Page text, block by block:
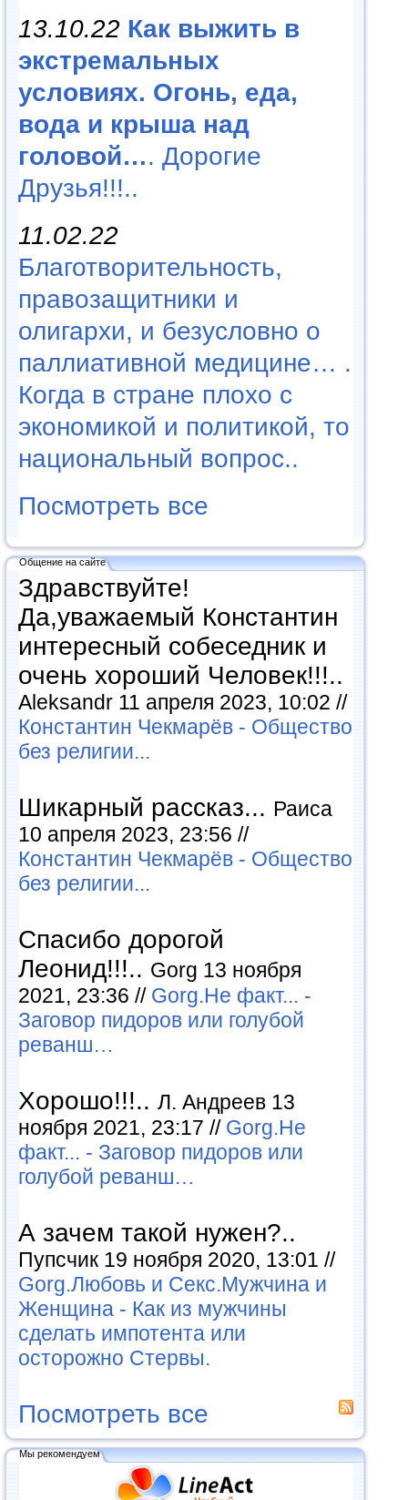
13.10.22 Как выжить в
экстремальных
условиях. Огонь, еда,
вода и крыша над
головой…. Дорогие
Друзья!!!..
11.02.22
Благотворительность,
правозащитники и
олигархи, и безусловно о
паллиативной медицине… .
Когда в стране плохо с
экономикой и политикой, то
национальный вопрос..
Посмотреть все
Общение на сайте
Здравствуйте!
Да,уважаемый Константин
интересный собеседник и
очень хороший Человек!!!..
Aleksandr 11 апреля 2023, 10:02 //
Константин Чекмарёв - Общество
без религии...
Шикарный рассказ... Раиса
10 апреля 2023, 23:56 //
Константин Чекмарёв - Общество
без религии...
Спасибо дорогой
Леонид!!!.. Gorg 13 ноября
2021, 23:36 // Gorg.Не факт... -
Заговор пидоров или голубой
реванш…
Хорошо!!!.. Л. Андреев 13
ноября 2021, 23:17 // Gorg.Не
факт... - Заговор пидоров или
голубой реванш…
А зачем такой нужен?..
Пупсчик 19 ноября 2020, 13:01 //
Gorg.Любовь и Секс.Мужчина и
Женщина - Как из мужчины
сделать импотента или
осторожно Стервы.
Посмотреть все
Мы рекомендуем